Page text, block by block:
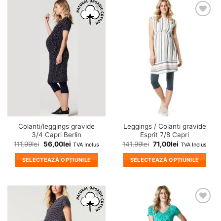
❤
Colanti/leggings gravide
3/4 Capri Berlin
111,99lei 56,00lei TVA Inclus
SELECTEAZĂ OPȚIUNILE
are
mai
multe
Leggings / Colanti gravide
Esprit 7/8 Capri
141,99lei 71,00lei TVA Inclus
SELECTEAZĂ OPȚIUNILE
are
mai
multe
❤